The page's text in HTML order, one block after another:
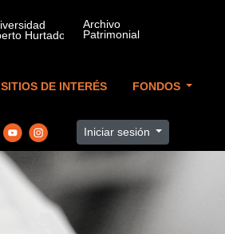
SITIOS DE INTERÉS FONDOS
Iniciar sesión